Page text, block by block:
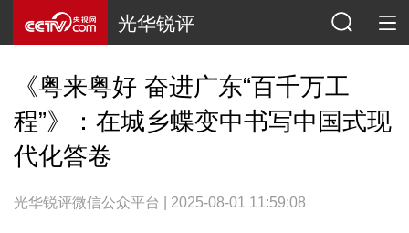
光华锐评
《粤来粤好 奋进广东“百千万工
程”》：在城乡蝶变中书写中国式现
代化答卷
光华锐评微信公众平台 | 2025-08-01 11:59:08